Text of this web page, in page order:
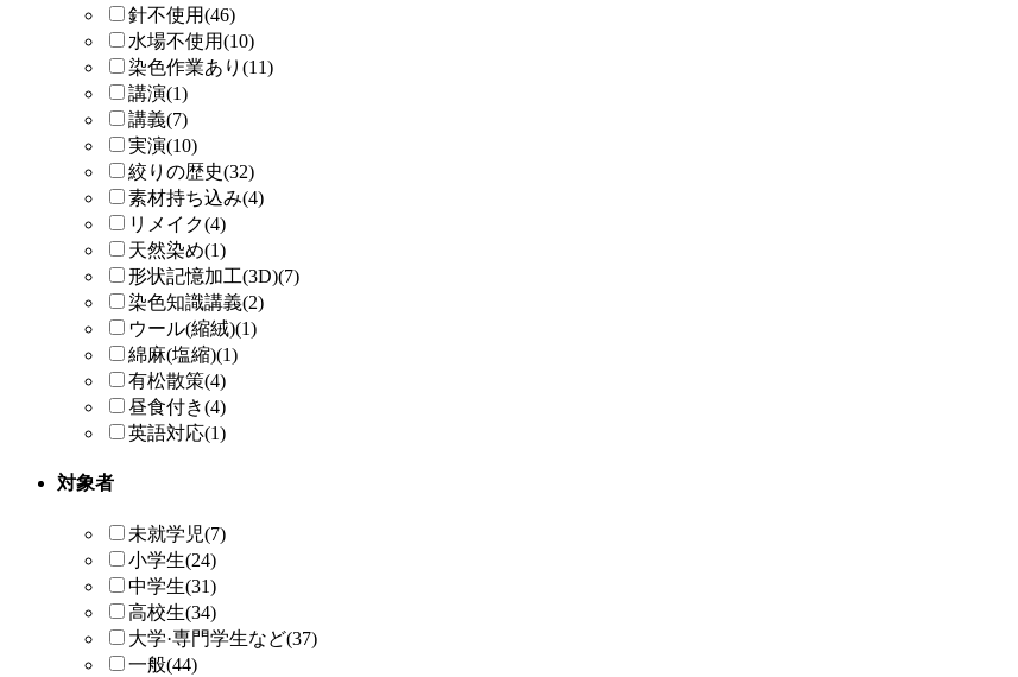
針不使用(46)
水場不使用(10)
染色作業あり (11)
講演(1)
講義(7)
実演(10)
絞りの歴史(32)
素材持ち込み(4)
リメイク(4)
天然染め(1)
形状記憶加工(3D)(7)
染色知識講義(2)
ウール(縮絨)(1)
綿麻(塩縮)(1)
有松散策(4)
昼食付き(4)
英語対応(1)
対象者
未就学児(7)
小学生(24)
中学生(31)
高校生(34)
大学·専門学生など(37)
一般(44)